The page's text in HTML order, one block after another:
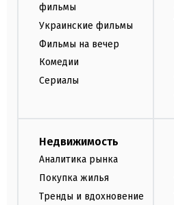
фильмы
Украинские фильмы
Фильмы на вечер
Комедии
Сериалы
Недвижимость
Аналитика рынка
Покупка жилья
Тренды и вдохновение